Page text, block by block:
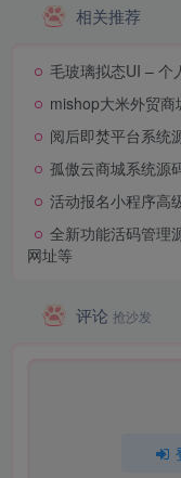
相关推荐
毛玻璃拟态UI – 个
mishop大米外贸
阅后即焚平台系统
孤傲云商城系统源
活动报名小程序高
全新功能活码管理
网址等
评论 抢沙发